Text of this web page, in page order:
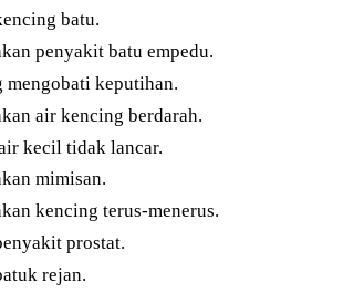
batu.
penyakit batu empedu.
keputihan.
air kencing berdarah.
kecil tidak lancar.
mimisan.
kencing terus-menerus.
prostat.
rejan.